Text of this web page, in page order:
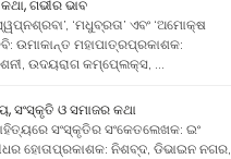
ଗଭୀର ଭାବ
‘ମଧୁବ୍ରତା’ ଏବଂ ‘ଅମୋକ୍ଷ
ଉମାକାନ୍ତ ମହାପାତ୍ରପ୍ରକାଶକ:
ଉଦୟରାଗ କମ୍ପେ୍ଲକ୍ସ, …
ସଂସ୍କୃତି ଓ ସମାଜର କଥା
ସଂସ୍କୃତିର ସଂକେତଲେଖକ: ଇଂ
ହୋତାପ୍ରକାଶକ: ନିଶବ୍ଦ, ଡିଭାଇନ ନଗର,